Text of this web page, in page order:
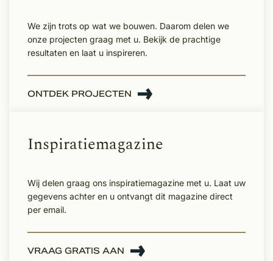
We zijn trots op wat we bouwen. Daarom delen we
onze projecten graag met u. Bekijk de prachtige
resultaten en laat u inspireren.
ONTDEK PROJECTEN
Inspiratiemagazine
Wij delen graag ons inspiratiemagazine met u. Laat uw
gegevens achter en u ontvangt dit magazine direct
per email.
VRAAG GRATIS AAN